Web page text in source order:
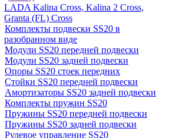
LADA Kalina Cross, Kalina 2 Cross,
Granta (FL) Cross
Комплекты подвески SS20 в
разобранном виде
Модули SS20 передней подвески
Модули SS20 задней подвески
Опоры SS20 стоек передних
Стойки SS20 передней подвески
Амортизаторы SS20 задней подвески
Комплекты пружин SS20
Пружины SS20 передней подвески
Пружины SS20 задней подвески
Рулевое управление SS20